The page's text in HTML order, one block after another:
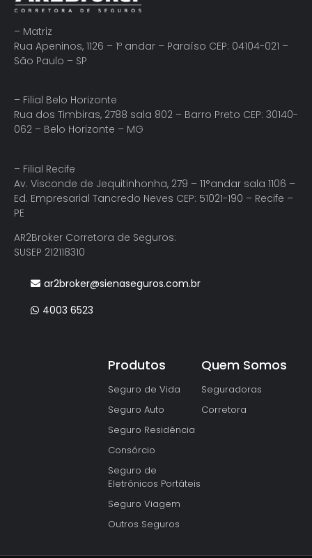
– Matriz
Rua Apeninos, 1126 – 1º andar – Paraíso CEP: 04104-021 –
São Paulo – SP
– Filial Belo Horizonte
Rua dos Timbiras, 2788 sala 802 – Barro Preto CEP: 30140-
062 – Belo Horizonte – MG
– Filial Recife
Av. Visconde de Jequitinhonha, 279 – 11°andar sala 1106 –
Ed. Empresarial Tancredo Neves CEP: 51021-190 – Recife –
PE
AR2Broker Corretora de Seguros:
SUSEP 212118310
ar2broker@sienaseguros.com.br
4003 6523
Produtos
Seguro de Vida
Seguro Auto
Seguro Residência
Consórcio
Seguro de
Eletrônicos Portáteis
Seguro Viagem
Outros Seguros
Quem Somos
Seguradoras
Corretora